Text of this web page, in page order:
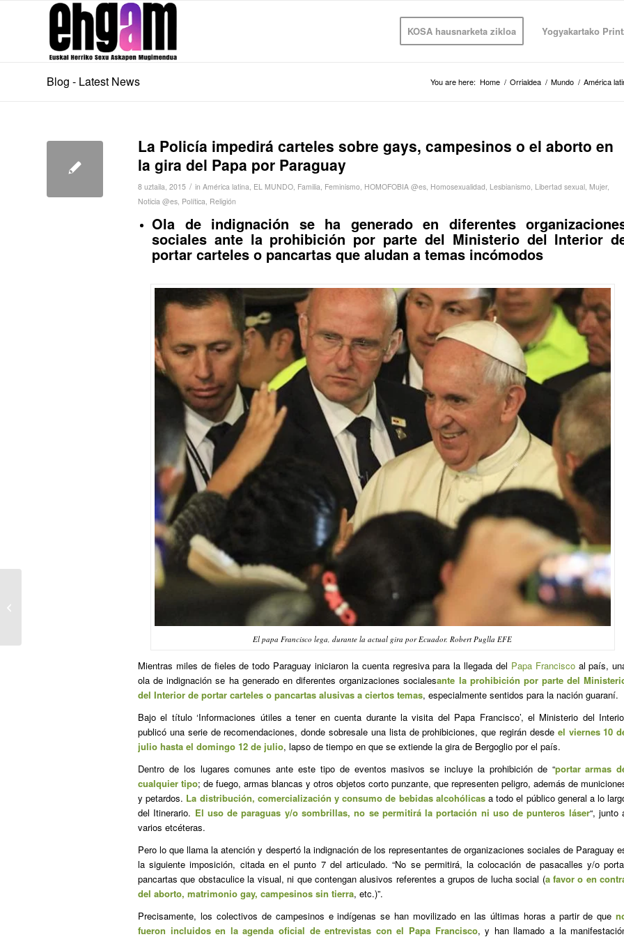
KOSA hausnarketa zikloa Yogyakartako
Blog - Latest News You are here: Home / Orrialdea / Mundo / América
La Policía impedirá carteles sobre gays, campesinos o el aborto en
la gira del Papa por Paraguay
8 uztaila, 2015 / in América latina, EL MUNDO, Familia, Feminismo, HOMOFOBIA @es, Homosexualidad, Lesbianismo, Libertad sexual, Mujer,
Noticia @es, Política, Religión
Ola de indignación se ha generado en diferentes
sociales ante la prohibición por parte del Ministerio del Interior
portar carteles o pancartas que aludan a temas incómodos
El papa Francisco lega, durante la actual gira por Ecuador. Robert Puglla EFE
Mientras miles de fieles de todo Paraguay iniciaron la cuenta regresiva para la llegada del Papa Franciscoal país,
ola de indignación se ha generado en diferentes organizaciones socialesante la prohibición por parte del
del Interior de portar carteles o pancartas alusivas a ciertos temas, especialmente sentidos para la nación guaraní.
Bajo el título ‘Informaciones útiles a tener en cuenta durante la visita del Papa Francisco’, el Ministerio del
publicó una serie de recomendaciones, donde sobresale una lista de prohibiciones, que regirán desde el viernes 10
julio hasta el domingo 12 de julio, lapso de tiempo en que se extiende la gira de Bergoglio por el país.
Dentro de los lugares comunes ante este tipo de eventos masivos se incluye la prohibición de “portar armas
cualquier tipo; de fuego, armas blancas y otros objetos corto punzante, que representen peligro, además de
y petardos. La distribución, comercialización y consumo de bebidas alcohólicasa todo el público general a lo
del Itinerario. El uso de paraguas y/o sombrillas, no se permitirá la portación ni uso de punteros láser“, junto
varios etcéteras.
Pero lo que llama la atención y despertó la indignación de los representantes de organizaciones sociales de Paraguay
la siguiente imposición, citada en el punto 7 del articulado. “No se permitirá, la colocación de pasacalles y/o
pancartas que obstaculice la visual, ni que contengan alusivos referentes a grupos de lucha social (a favor o en
del aborto, matrimonio gay, campesinos sin tierra, etc.)”.
Precisamente, los colectivos de campesinos e indígenas se han movilizado en las últimas horas a partir de que
fueron incluidos en la agenda oficial de entrevistas con el Papa Francisco, y han llamado a la